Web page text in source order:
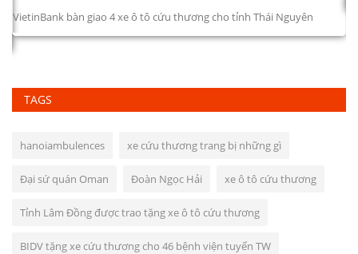
TAGS
hanoiambulences xe cứu thương trang bị những gì
Đại sứ quán Oman Đoàn Ngọc Hải xe ô tô cứu thương
Tỉnh Lâm Đồng được trao tặng xe ô tô cứu thương
BIDV tặng xe cứu thương cho 46 bệnh viện tuyến TW